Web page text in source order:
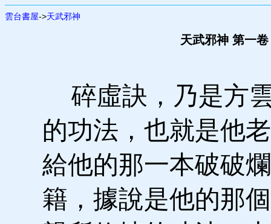
雲台書屋->天武邪神
天武邪神 第一
碎虛訣，乃是方
的功法，也就是他
給他的那一本破破
籍，據說是他的那